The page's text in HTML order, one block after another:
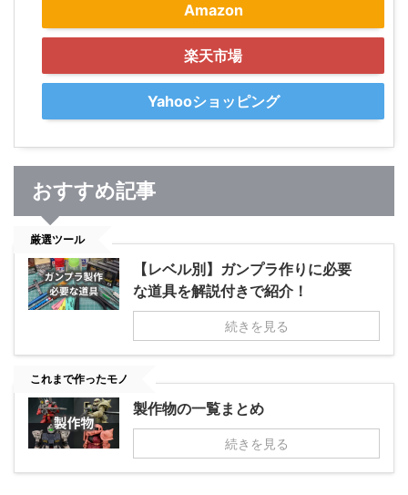
Amazon
楽天市場
Yahooショッピング
おすすめ記事
厳選ツール
【レベル別】ガンプラ作りに必要
な道具を解説付きで紹介！
続きを見る
これまで作ったモノ
製作物の一覧まとめ
続きを見る